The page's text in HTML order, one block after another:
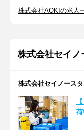
株式会社AOKIの求人
株式会社セイノ
株式会社セイノース